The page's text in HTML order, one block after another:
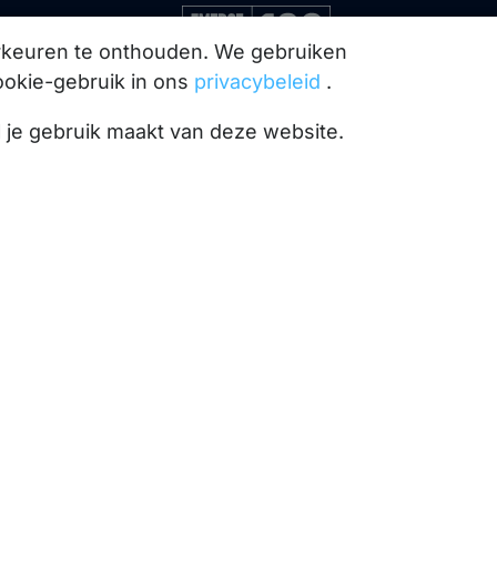
te onthouden. We gebruiken
gebruik in ons privacybeleid .
gebruik maakt van deze website.